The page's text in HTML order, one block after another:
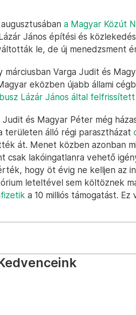
a Magyar Közút
János építési és
le, de új menedzsment
márciusban Varga Judit és
eközben újabb állami
Lázár János által
Judit és Magyar Péter még
területen álló régi parasztházat
át. Menet közben azonban
csak lakóingatlanra vehető
hogy öt évig ne kelljen az
leteltével sem költöznek
a 10 milliós támogatást. Ez